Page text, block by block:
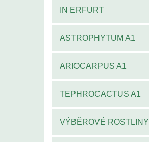
IN ERFURT
ASTROPHYTUM A1
ARIOCARPUS A1
TEPHROCACTUS A1
VÝBĚROVÉ ROSTLINY